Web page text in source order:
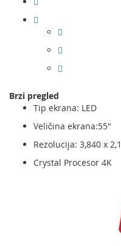
Brzi pregled
Tip ekrana: LED
Veličina ekrana:55"
Rezolucija: 3,840 x
Crystal Procesor 4K